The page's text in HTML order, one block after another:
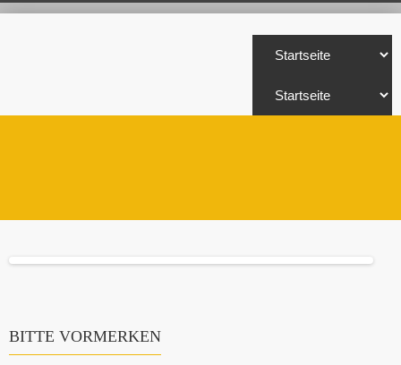
BITTE VORMERKEN